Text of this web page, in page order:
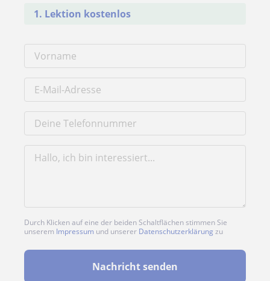
1. Lektion kostenlos
Durch Klicken auf eine der beiden Schaltflächen stimmen Sie
unserem Impressum und unserer Datenschutzerklärung zu
Nachricht senden